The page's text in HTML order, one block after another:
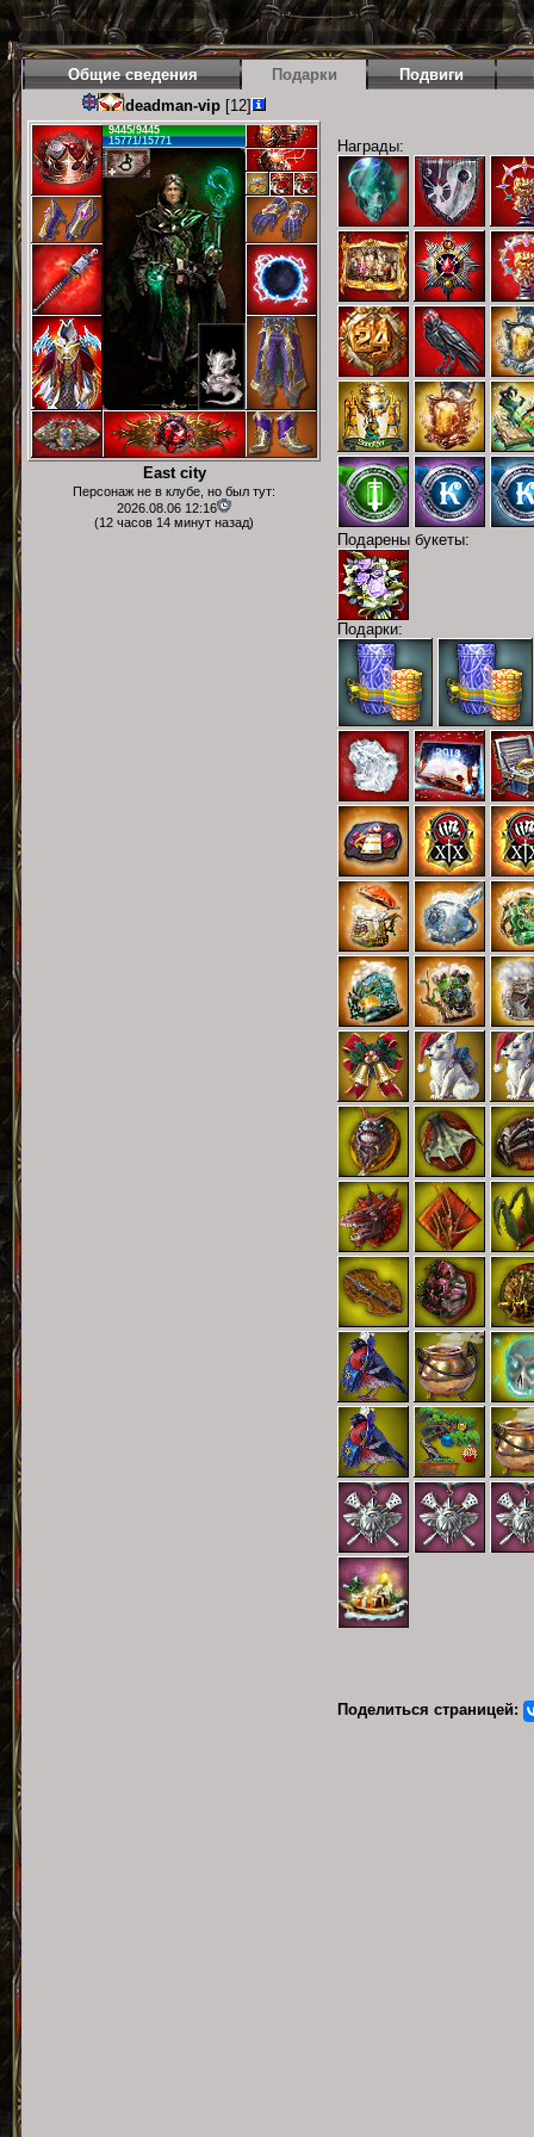
Общие сведения Подарки Подвиги
deadman-vip [12]
9445/9445
15771/15771
East city
Персонаж не в клубе, но был тут:
2026.08.06 12:16
(12 часов 14 минут назад)
Награды:
Подарены букеты:
Подарки:
Поделиться страницей: